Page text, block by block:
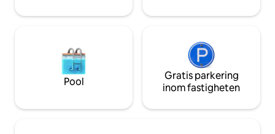
finns många myntparkeringsplatser i
finns en japansk trädgård, en damm där
du kan åka båt, konserthallen Kitara,
etc.) Om du gillar sake kan du även
besöka "Chitose Tsuru Sake Museum" i
Park ligger mycket nära
meddelande till
^ ~ Måltidsintroduktion (Sushi, Ramen,
Genghis Khan) ~
(hundspann,
japanska
teceremoni,
Pool
Gratis parkering
inom fastigheten